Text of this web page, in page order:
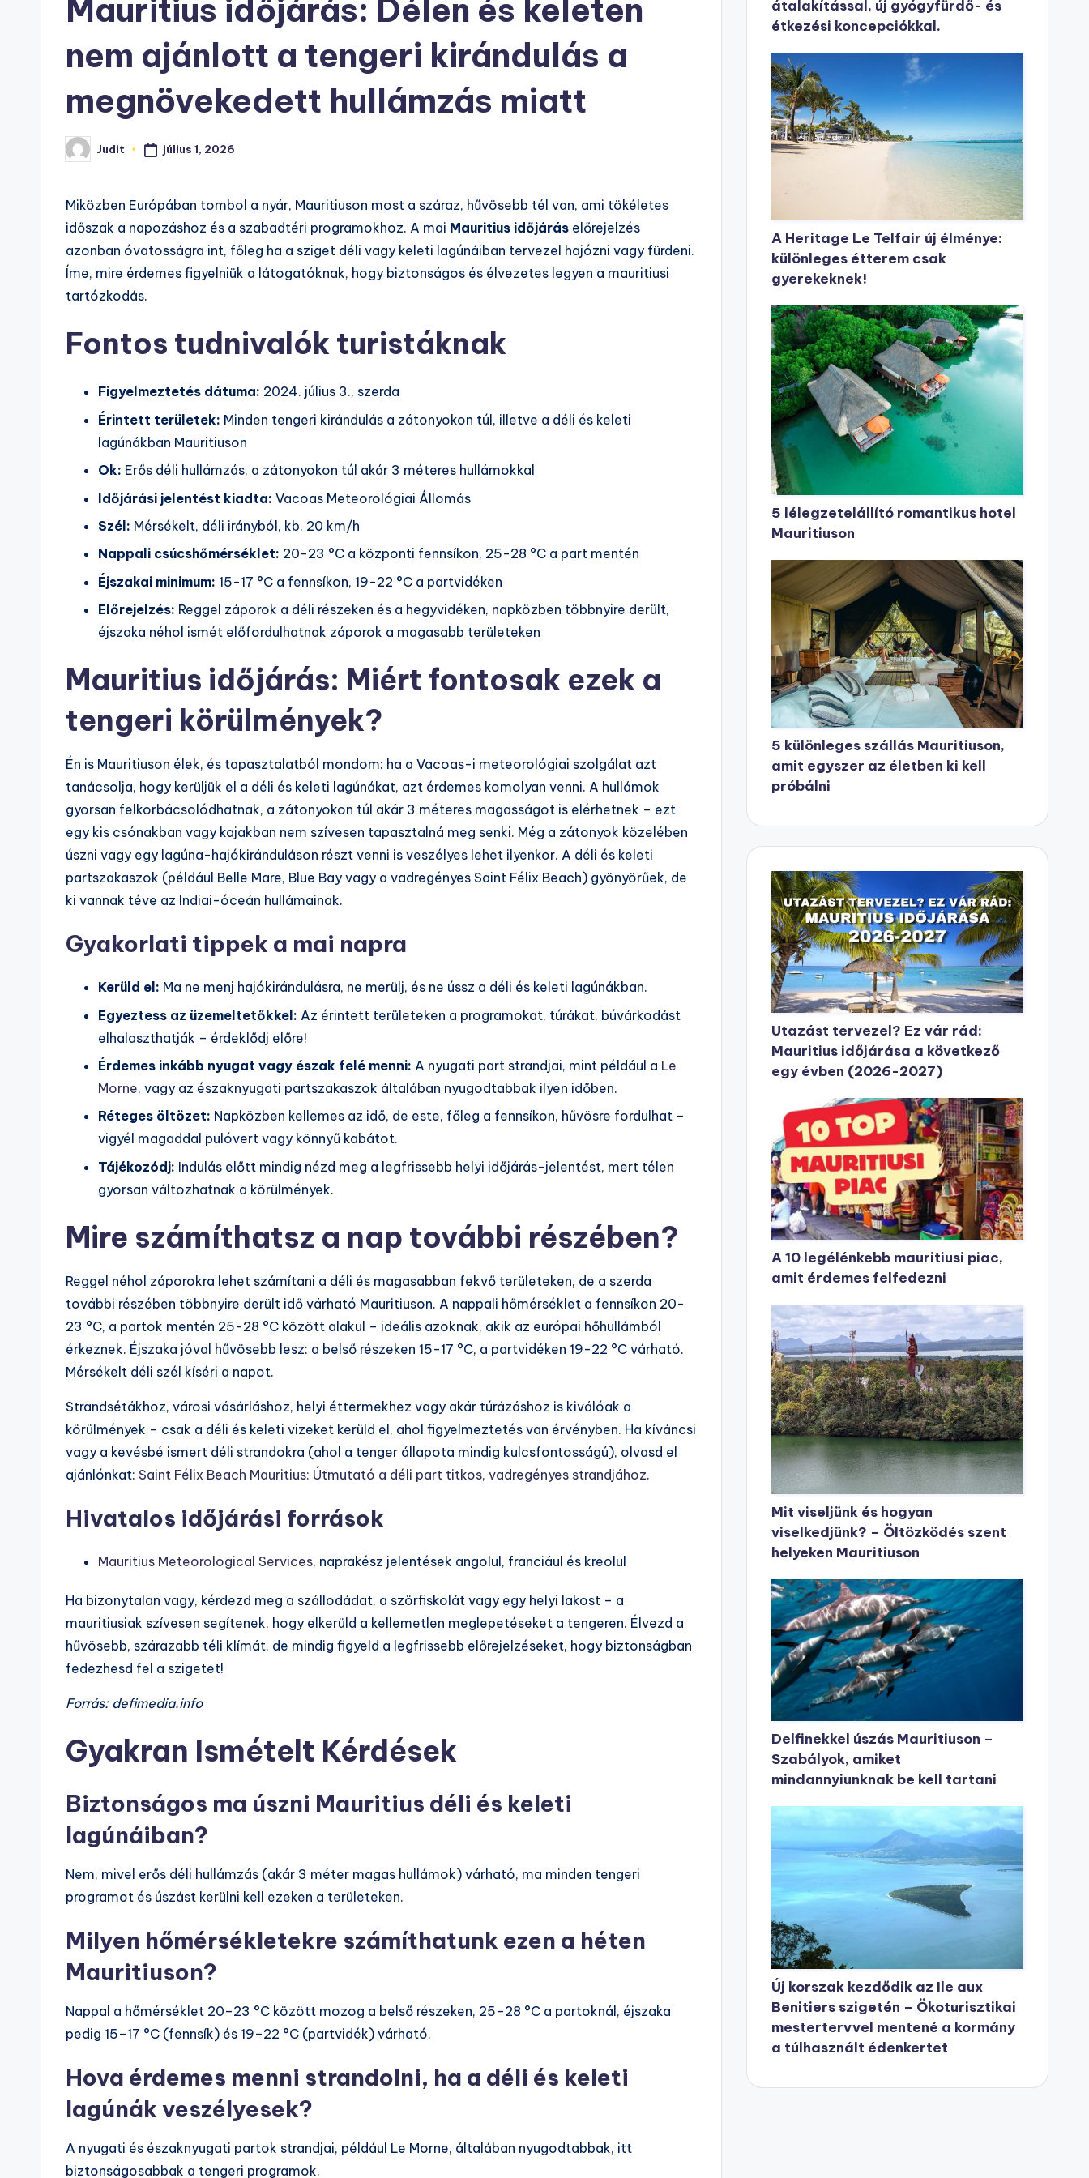
Mauritius időjárás: Délen és keleten
nem ajánlott a tengeri kirándulás a
megnövekedett hullámzás miatt
Posted
by
Judit július 1, 2026
Miközben Európában tombol a nyár, Mauritiuson most a száraz, hűvösebb tél van, ami tökéletes
időszak a napozáshoz és a szabadtéri programokhoz. A mai Mauritius időjárás előrejelzés
azonban óvatosságra int, főleg ha a sziget déli vagy keleti lagúnáiban tervezel hajózni vagy fürdeni.
Íme, mire érdemes figyelniük a látogatóknak, hogy biztonságos és élvezetes legyen a mauritiusi
tartózkodás.
Fontos tudnivalók turistáknak
Figyelmeztetés dátuma: 2024. július 3., szerda
Érintett területek: Minden tengeri kirándulás a zátonyokon túl, illetve a déli és keleti
lagúnákban Mauritiuson
Ok: Erős déli hullámzás, a zátonyokon túl akár 3 méteres hullámokkal
Időjárási jelentést kiadta: Vacoas Meteorológiai Állomás
Szél: Mérsékelt, déli irányból, kb. 20 km/h
Nappali csúcshőmérséklet: 20-23 °C a központi fennsíkon, 25-28 °C a part mentén
Éjszakai minimum: 15-17 °C a fennsíkon, 19-22 °C a partvidéken
Előrejelzés: Reggel záporok a déli részeken és a hegyvidéken, napközben többnyire derült,
éjszaka néhol ismét előfordulhatnak záporok a magasabb területeken
Mauritius időjárás: Miért fontosak ezek a
tengeri körülmények?
Én is Mauritiuson élek, és tapasztalatból mondom: ha a Vacoas-i meteorológiai szolgálat azt
tanácsolja, hogy kerüljük el a déli és keleti lagúnákat, azt érdemes komolyan venni. A hullámok
gyorsan felkorbácsolódhatnak, a zátonyokon túl akár 3 méteres magasságot is elérhetnek – ezt
egy kis csónakban vagy kajakban nem szívesen tapasztalná meg senki. Még a zátonyok közelében
úszni vagy egy lagúna-hajókiránduláson részt venni is veszélyes lehet ilyenkor. A déli és keleti
partszakaszok (például Belle Mare, Blue Bay vagy a vadregényes Saint Félix Beach) gyönyörűek, de
ki vannak téve az Indiai-óceán hullámainak.
Gyakorlati tippek a mai napra
Kerüld el: Ma ne menj hajókirándulásra, ne merülj, és ne ússz a déli és keleti lagúnákban.
Egyeztess az üzemeltetőkkel: Az érintett területeken a programokat, túrákat, búvárkodást
elhalaszthatják – érdeklődj előre!
Érdemes inkább nyugat vagy észak felé menni: A nyugati part strandjai, mint például a Le
Morne, vagy az északnyugati partszakaszok általában nyugodtabbak ilyen időben.
Réteges öltözet: Napközben kellemes az idő, de este, főleg a fennsíkon, hűvösre fordulhat –
vigyél magaddal pulóvert vagy könnyű kabátot.
Tájékozódj: Indulás előtt mindig nézd meg a legfrissebb helyi időjárás-jelentést, mert télen
gyorsan változhatnak a körülmények.
Mire számíthatsz a nap további részében?
Reggel néhol záporokra lehet számítani a déli és magasabban fekvő területeken, de a szerda
további részében többnyire derült idő várható Mauritiuson. A nappali hőmérséklet a fennsíkon 20-
23 °C, a partok mentén 25-28 °C között alakul – ideális azoknak, akik az európai hőhullámból
érkeznek. Éjszaka jóval hűvösebb lesz: a belső részeken 15-17 °C, a partvidéken 19-22 °C várható.
Mérsékelt déli szél kíséri a napot.
Strandsétákhoz, városi vásárláshoz, helyi éttermekhez vagy akár túrázáshoz is kiválóak a
körülmények – csak a déli és keleti vizeket kerüld el, ahol figyelmeztetés van érvényben. Ha kíváncsi
vagy a kevésbé ismert déli strandokra (ahol a tenger állapota mindig kulcsfontosságú), olvasd el
ajánlónkat: Saint Félix Beach Mauritius: Útmutató a déli part titkos, vadregényes strandjához.
Hivatalos időjárási források
Mauritius Meteorological Services, naprakész jelentések angolul, franciául és kreolul
Ha bizonytalan vagy, kérdezd meg a szállodádat, a szörfiskolát vagy egy helyi lakost – a
mauritiusiak szívesen segítenek, hogy elkerüld a kellemetlen meglepetéseket a tengeren. Élvezd a
hűvösebb, szárazabb téli klímát, de mindig figyeld a legfrissebb előrejelzéseket, hogy biztonságban
fedezhesd fel a szigetet!
Forrás: defimedia.info
Gyakran Ismételt Kérdések
Biztonságos ma úszni Mauritius déli és keleti
lagúnáiban?
Nem, mivel erős déli hullámzás (akár 3 méter magas hullámok) várható, ma minden tengeri
programot és úszást kerülni kell ezeken a területeken.
Milyen hőmérsékletekre számíthatunk ezen a héten
Mauritiuson?
Nappal a hőmérséklet 20–23 °C között mozog a belső részeken, 25–28 °C a partoknál, éjszaka
pedig 15–17 °C (fennsík) és 19–22 °C (partvidék) várható.
Hova érdemes menni strandolni, ha a déli és keleti
lagúnák veszélyesek?
A nyugati és északnyugati partok strandjai, például Le Morne, általában nyugodtabbak, itt
biztonságosabbak a tengeri programok.
átalakítással, új gyógyfürdő- és
étkezési koncepciókkal.
A Heritage Le Telfair új élménye:
különleges étterem csak
gyerekeknek!
5 lélegzetelállító romantikus hotel
Mauritiuson
5 különleges szállás Mauritiuson,
amit egyszer az életben ki kell
próbálni
Utazást tervezel? Ez vár rád:
Mauritius időjárása a következő
egy évben (2026-2027)
A 10 legélénkebb mauritiusi piac,
amit érdemes felfedezni
Mit viseljünk és hogyan
viselkedjünk? – Öltözködés szent
helyeken Mauritiuson
Delfinekkel úszás Mauritiuson –
Szabályok, amiket
mindannyiunknak be kell tartani
Új korszak kezdődik az Ile aux
Benitiers szigetén – Ökoturisztikai
mestertervvel mentené a kormány
a túlhasznált édenkertet